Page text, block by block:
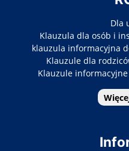
Dla
Klauzula dla osób i
klauzula informacyjna
Klauzule dla
Klauzule